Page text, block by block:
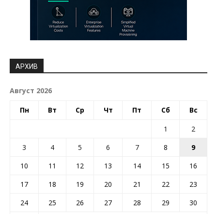
АРХИВ
Август 2026
Пн Вт Ср Чт Пт Сб Вс
1
2
3
4 5 6 7 8
9
10
11 12 13 14 15
16
17
18 19 20 21 22
23
24
25 26 27 28 29
30